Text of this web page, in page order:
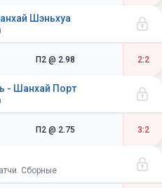
Шэньхуа
П2 @ 2.98 2:2
- Шанхай Порт
П2 @ 2.75 3:2
Сборные